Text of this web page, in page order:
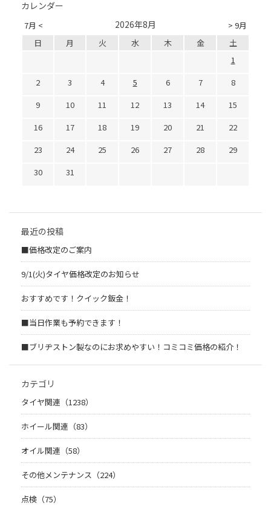
カレンダー
7月 < > 9月
2026年8月
日 月 火 水 木 金
土
1
2
3 4 5 6 7
8
9
10 11 12 13 14
15
16
17 18 19 20 21
22
23
24 25 26 27 28
29
30
31
最近の投稿
■価格改定のご案内
9/1(火)タイヤ価格改定のお知らせ
おすすめです！クイック鈑金！
■当日作業も予約できます！
■ブリヂストン製なのにお求めやすい！コミコミ価格の紹介！
カテゴリ
タイヤ関連（1238）
ホイール関連（83）
オイル関連（58）
その他メンテナンス（224）
点検（75）